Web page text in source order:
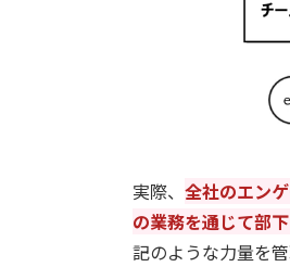
実際、 全社のエン
の業務を通じて部
記のような力量を